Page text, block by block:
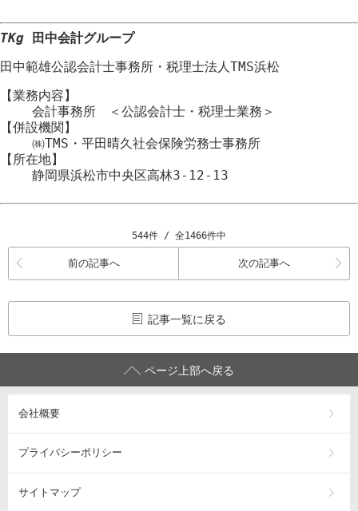
TKg 田中会計グループ
田中範雄公認会計士事務所 ・ 税理士法人TMS浜松
【業務内容】
会計事務所 ＜公認会計士・税理士業務＞
【併設機関】
㈱TMS・平田晴久社会保険労務士事務所
【所在地】
静岡県浜松市中央区高林3-12-13
544件 / 全1466件中
前の記事へ 次の記事へ
記事一覧に戻る
ページ上部へ戻る
会社概要
プライバシーポリシー
サイトマップ